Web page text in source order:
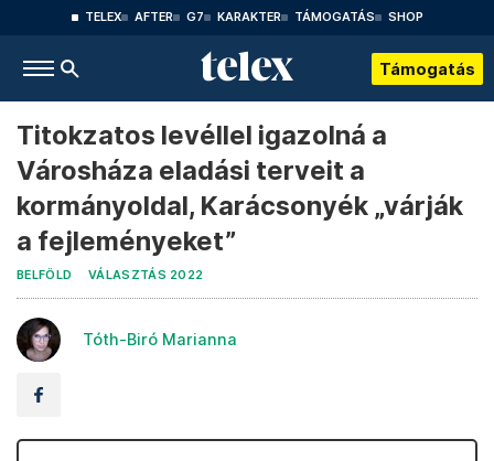
TELEX AFTER G7 KARAKTER TÁMOGATÁS SHOP
Támogatás
Titokzatos levéllel igazolná a
Városháza eladási terveit a
kormányoldal, Karácsonyék „várják
a fejleményeket”
BELFÖLD VÁLASZTÁS 2022
Tóth-Biró Marianna